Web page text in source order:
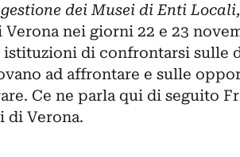
dei Musei di Enti Locali,
Verona nei giorni 22 e 23
di confrontarsi sulle
ad affrontare e sulle
Ce ne parla qui di seguito
di Verona.